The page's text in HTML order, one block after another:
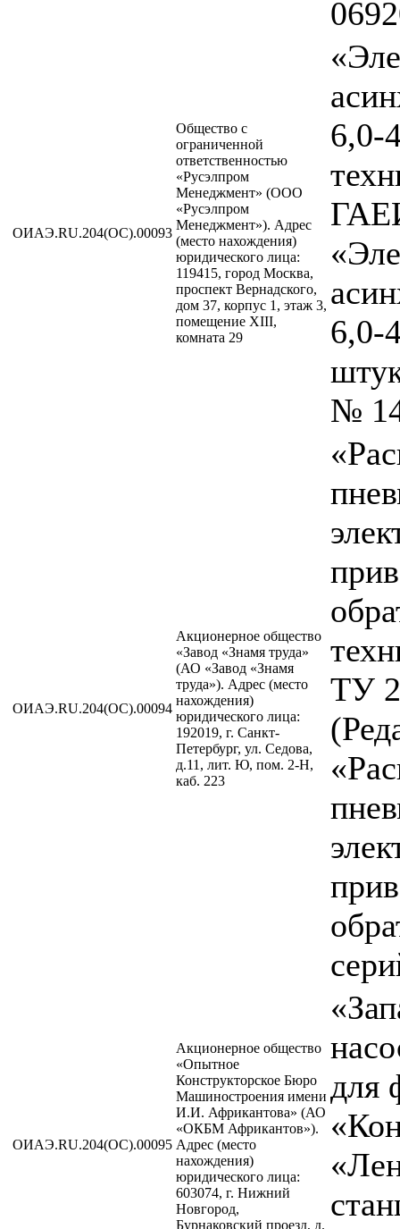
ОИАЭ.RU.204(ОС).00093
Общество с
ограниченной
ответственностью
«Русэлпром
Менеджмент» (ООО
«Русэлпром
Менеджмент»). Адрес
(место нахождения)
юридического лица:
119415, город Москва,
проспект Вернадского,
дом 37, корпус 1, этаж 3,
помещение XIII,
комната 29
6,0-
6,0-
№
ОИАЭ.RU.204(ОС).00094
Акционерное общество
«Завод «Знамя труда»
(АО «Завод «Знамя
труда»). Адрес (место
нахождения)
юридического лица:
192019, г. Санкт-
Петербург, ул. Седова,
д.11, лит. Ю, пом. 2-Н,
каб. 223
ТУ
ОИАЭ.RU.204(ОС).00095
Акционерное общество
«Опытное
Конструкторское Бюро
Машиностроения имени
И.И. Африкантова» (АО
«ОКБМ Африкантов»).
Адрес (место
нахождения)
юридического лица:
603074, г. Нижний
Новгород,
Бурнаковский проезд, д.
для